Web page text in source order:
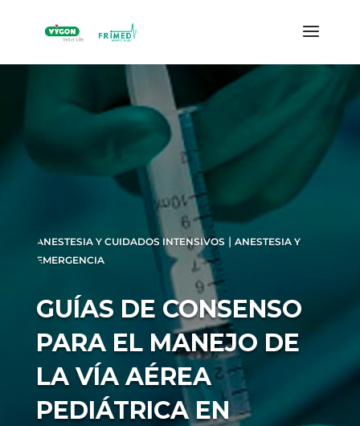
ANESTESIA Y CUIDADOS INTENSIVOS | ANESTESIA Y
EMERGENCIA
GUÍAS DE CONSENSO
PARA EL MANEJO DE
LA VÍA AÉREA
PEDIÁTRICA EN